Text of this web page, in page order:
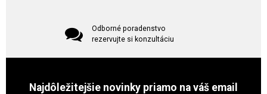
Odborné poradenstvo
rezervujte si konzultáciu
Najdôležitejšie novinky priamo na váš email